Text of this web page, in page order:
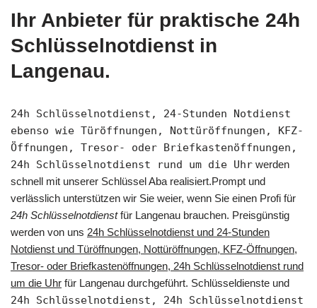
Ihr Anbieter für praktische 24h
Schlüsselnotdienst in
Langenau.
24h Schlüsselnotdienst, 24-Stunden Notdienst
ebenso wie Türöffnungen, Nottüröffnungen, KFZ-
Öffnungen, Tresor- oder Briefkastenöffnungen,
24h Schlüsselnotdienst rund um die Uhr werden
schnell mit unserer Schlüssel Aba realisiert.Prompt und
verlässlich unterstützen wir Sie weier, wenn Sie einen Profi für
24h Schlüsselnotdienstfür Langenau brauchen. Preisgünstig
werden von uns 24h Schlüsselnotdienst und 24-Stunden
Notdienst und Türöffnungen, Nottüröffnungen, KFZ-Öffnungen,
Tresor- oder Briefkastenöffnungen, 24h Schlüsselnotdienst rund
um die Uhr für Langenau durchgeführt. Schlüsseldienste und
24h Schlüsselnotdienst, 24h Schlüsselnotdienst